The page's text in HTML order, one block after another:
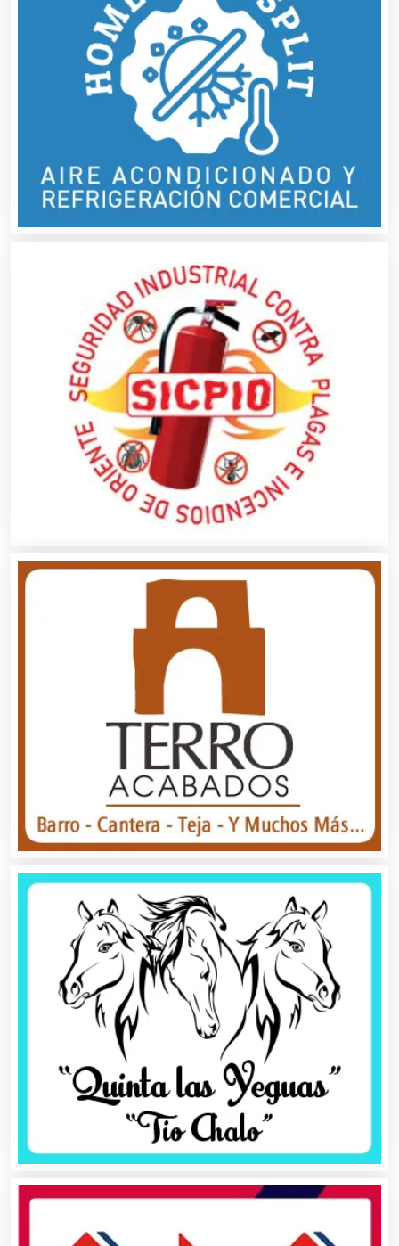
Artes Gráficas
Artesanías
Artículos de Oficina
Artículos Deportivos
Artículos Importados
Artículos para el Hogar
Artículos para Regalos
Artículos Personales
Artículos Publicitarios
Aseguradoras
Asesores Técnicos
Asesoría Fiscal
Asilos
Asociaciones Civiles
Asociaciones Empresariales
Audio, Sonido e Iluminación
Audios para Eventos
Autobuses